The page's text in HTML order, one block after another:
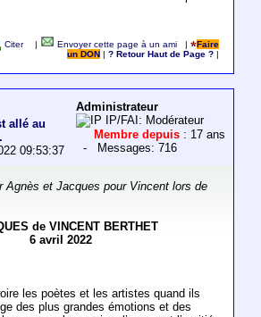
Citer Envoyer cette page à un ami |
Faire
un DON
|? Retour Haut de Page ?
allé au
09:53:37
Administrateur
IP/FAI: Modérateur
Membre depuis : 17 ans
- Messages: 716
Agnès et Jacques pour Vincent lors de
de VINCENT BERTHET
6 avril 2022
les poètes et les artistes quand ils
des plus grandes émotions et des